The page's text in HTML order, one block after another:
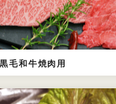
毛和牛焼肉用